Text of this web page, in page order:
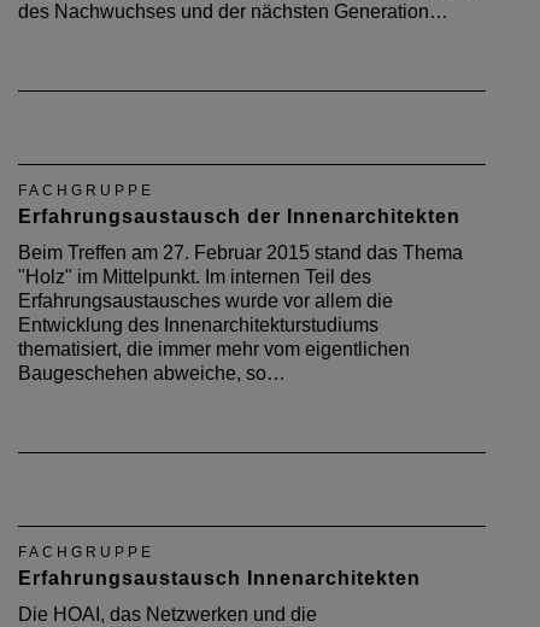
des Nachwuchses und der nächsten Generation…
FACHGRUPPE
Erfahrungsaustausch der Innenarchitekten
Beim Treffen am 27. Februar 2015 stand das Thema
"Holz" im Mittelpunkt. Im internen Teil des
Erfahrungsaustausches wurde vor allem die
Entwicklung des Innenarchitekturstudiums
thematisiert, die immer mehr vom eigentlichen
Baugeschehen abweiche, so…
FACHGRUPPE
Erfahrungsaustausch Innenarchitekten
Die HOAI, das Netzwerken und die